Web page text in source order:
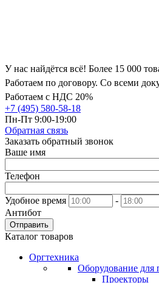
У нас найдётся всё! Более 15 000
Работаем по договору. Со всеми
Работаем с НДС 20%
+7 (495) 580-58-18
Пн-Пт 9:00-19:00
Обратная связь
Заказать обратный звонок
Ваше имя
Телефон
Удобное время
-
Антибот
Отправить
Каталог товаров
Оргтехника
Оборудование для
Проекторы